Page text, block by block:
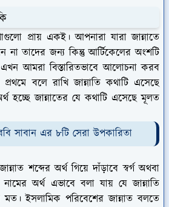
প্রায় একই। আপনারা যারা জান্নাতে
না তাদের জন্য কিন্তু আর্টিকেলের অংশটি
আমরা বিস্তারিতভাবে আলোচনা করব
প্রথমে বলে রাখি জান্নাতি কথাটি এসেছে
হচ্ছে জান্নাতের যে কথাটি এসেছে মূলত
সাবান এর ৮টি সেরা উপকারিতা
শব্দের অর্থ গিয়ে দাঁড়াবে স্বর্গ অথবা
অর্থ এভাবে বলা যায় যে জান্নাতি
মত। ইসলামিক পরিবেশের জান্নাত বলতে